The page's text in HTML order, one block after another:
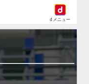
dメニュー